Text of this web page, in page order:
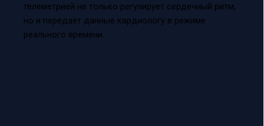
телеметрией не только регулирует сердечный ритм,
но и передаёт данные кардиологу в режиме
реального времени.